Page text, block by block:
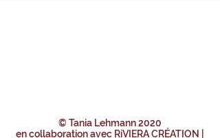
© Tania Lehmann 2020
en collaboration avec RiVIERA CRÉATION |